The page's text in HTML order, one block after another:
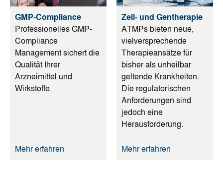
GMP-Compliance
Professionelles GMP-
Compliance
Management sichert die
Qualität Ihrer
Arzneimittel und
Wirkstoffe.
Mehr erfahren
Zell- und Gentherapie
ATMPs bieten neue,
vielversprechende
Therapieansätze für
bisher als unheilbar
geltende Krankheiten.
Die regulatorischen
Anforderungen sind
jedoch eine
Herausforderung.
Mehr erfahren